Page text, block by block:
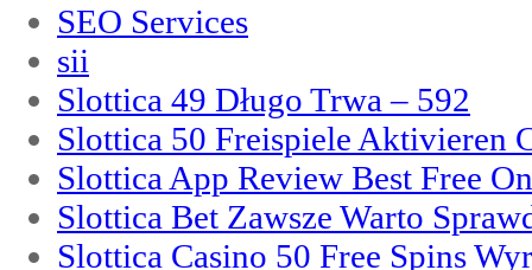
SEO Services
sii
Slottica 49 Długo Trwa – 592
Slottica 50 Freispiele Aktivieren
Slottica App Review Best Free
Slottica Bet Zawsze Warto
Slottica Casino 50 Free Spins